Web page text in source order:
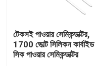
টেকসই পাওয়ার সেমিকন্ডাক্টর,
1700 ভোল্ট সিলিকন কার্বাইড
সিক পাওয়ার সেমিকন্ডাক্টর